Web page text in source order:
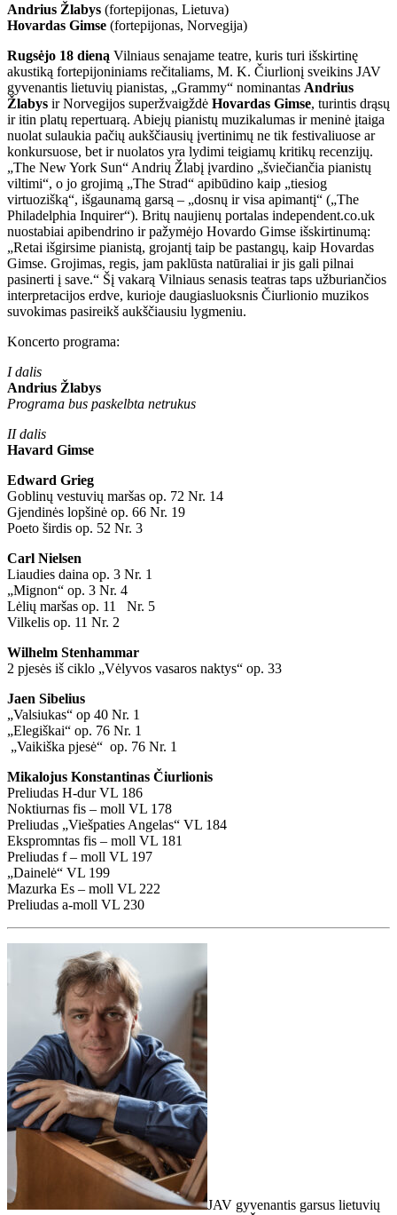
Andrius Žlabys (fortepijonas, Lietuva)
Hovardas Gimse (fortepijonas, Norvegija)
Rugsėjo 18 dieną Vilniaus senajame teatre, kuris turi išskirtinę
akustiką fortepijoniniams rečitaliams, M. K. Čiurlionį sveikins JAV
gyvenantis lietuvių pianistas, „Grammy“ nominantas Andrius
Žlabys ir Norvegijos superžvaigždė Hovardas Gimse, turintis drąsų
ir itin platų repertuarą. Abiejų pianistų muzikalumas ir meninė įtaiga
nuolat sulaukia pačių aukščiausių įvertinimų ne tik festivaliuose ar
konkursuose, bet ir nuolatos yra lydimi teigiamų kritikų recenzijų.
„The New York Sun“ Andrių Žlabį įvardino „šviečiančia pianistų
viltimi“, o jo grojimą „The Strad“ apibūdino kaip „tiesiog
virtuozišką“, išgaunamą garsą – „dosnų ir visa apimantį“ („The
Philadelphia Inquirer“). Britų naujienų portalas independent.co.uk
nuostabiai apibendrino ir pažymėjo Hovardo Gimse išskirtinumą:
„Retai išgirsime pianistą, grojantį taip be pastangų, kaip Hovardas
Gimse. Grojimas, regis, jam paklūsta natūraliai ir jis gali pilnai
pasinerti į save.“ Šį vakarą Vilniaus senasis teatras taps užburiančios
interpretacijos erdve, kurioje daugiasluoksnis Čiurlionio muzikos
suvokimas pasireikš aukščiausiu lygmeniu.
Koncerto programa:
I dalis
Andrius Žlabys
Programa bus paskelbta netrukus
II dalis
Havard Gimse
Edward Grieg
Goblinų vestuvių maršas op. 72 Nr. 14
Gjendinės lopšinė op. 66 Nr. 19
Poeto širdis op. 52 Nr. 3
Carl Nielsen
Liaudies daina op. 3 Nr. 1
„Mignon“ op. 3 Nr. 4
Lėlių maršas op. 11 Nr. 5
Vilkelis op. 11 Nr. 2
Wilhelm Stenhammar
2 pjesės iš ciklo „Vėlyvos vasaros naktys“ op. 33
Jaen Sibelius
„Valsiukas“ op 40 Nr. 1
„Elegiškai“ op. 76 Nr. 1
„Vaikiška pjesė“ op. 76 Nr. 1
Mikalojus Konstantinas Čiurlionis
Preliudas H-dur VL 186
Noktiurnas fis – moll VL 178
Preliudas „Viešpaties Angelas“ VL 184
Ekspromntas fis – moll VL 181
Preliudas f – moll VL 197
„Dainelė“ VL 199
Mazurka Es – moll VL 222
Preliudas a-moll VL 230
JAV gyvenantis garsus lietuvių